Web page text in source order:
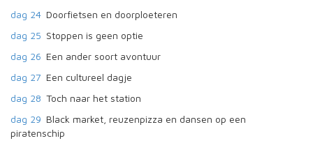
dag 24 Doorfietsen en doorploeteren
dag 25 Stoppen is geen optie
dag 26 Een ander soort avontuur
dag 27 Een cultureel dagje
dag 28 Toch naar het station
dag 29 Black market, reuzenpizza en dansen op een
piratenschip